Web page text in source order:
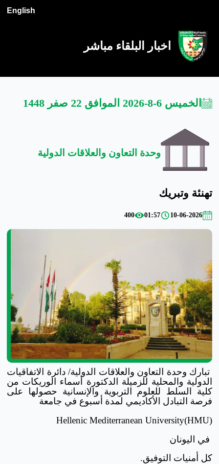
English
اخبار البلقاء مباشر
الخميس 6-8-2026 الموافق 22 صفر 1448
وحدة التعاون والعلاقات الدولية
تهنئة وتبريك
10-06-2026
01:57
400
تبارك وحدة التعاون والعلاقات الدولية/ دائرة الاتفاقيات
الدولية والمحلية للزميلة الدكتورة أسماء الوريكات من
كلية السلط للعلوم التربوية والإنسانية حصولها على
فرصة التبادل الأكاديمي لمدة أسبوع في جامعة
Hellenic Mediterranean University(HMU)
في اليونان
كل أمنيات التوفيق.